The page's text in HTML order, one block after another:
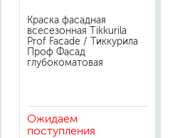
Краска фасадная
всесезонная Tikkurila
Prof Facade / Тиккурила
Проф Фасад
глубокоматовая
Ожидаем
поступления